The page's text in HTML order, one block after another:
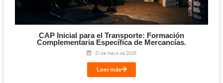
Si el Gobierno rechaza el CAP de
online pondría en riesgo el relevo
Transporte